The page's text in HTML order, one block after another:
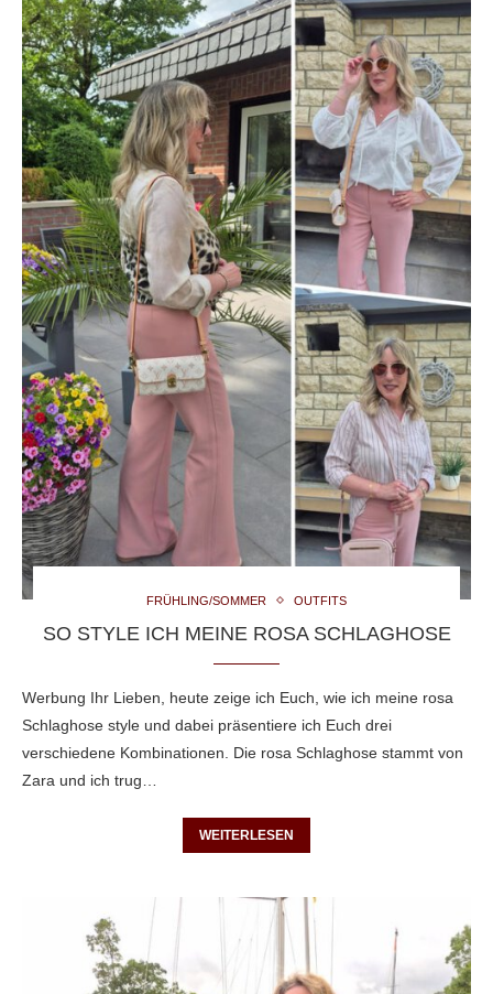
FRÜHLING/SOMMER OUTFITS
SO STYLE ICH MEINE ROSA SCHLAGHOSE
Werbung Ihr Lieben, heute zeige ich Euch, wie ich meine rosa
Schlaghose style und dabei präsentiere ich Euch drei
verschiedene Kombinationen. Die rosa Schlaghose stammt von
Zara und ich trug…
WEITERLESEN